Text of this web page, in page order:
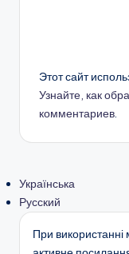
Этот сайт
Узнайте, как
комментариев.
Українська
Русский
При використанні